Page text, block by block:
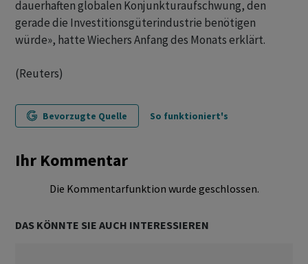
dauerhaften globalen Konjunkturaufschwung, den
gerade die Investitionsgüterindustrie benötigen
würde», hatte Wiechers Anfang des Monats erklärt.
(Reuters)
Bevorzugte Quelle So funktioniert's
Ihr Kommentar
Die Kommentarfunktion wurde geschlossen.
DAS KÖNNTE SIE AUCH INTERESSIEREN